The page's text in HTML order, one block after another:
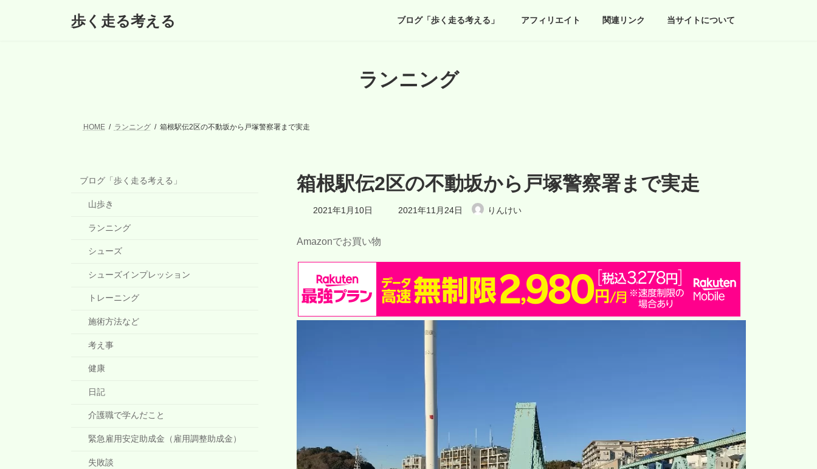
歩く走る考える ブログ「歩く走る考える」 アフィリエイト 関連リンク 当サイトについて
ランニング
HOME ランニング 箱根駅伝2区の不動坂から戸塚警察署まで実走
箱根駅伝2区の不動坂から戸塚警察署まで実走
2021年1月10日
最
終
時
2021年11月24日 りんけい
Amazonでお買い物
ブログ「歩く走る考える」
山歩き
ランニング
シューズ
シューズインプレッション
トレーニング
施術方法など
考え事
健康
日記
介護職で学んだこと
緊急雇用安定助成金（雇用調整助成金）
失敗談